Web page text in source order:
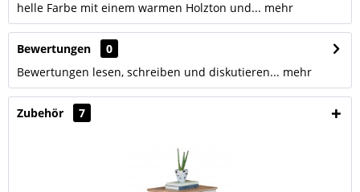
helle Farbe mit einem warmen Holzton und... mehr
Bewertungen
0
Bewertungen lesen, schreiben und diskutieren... mehr
Zubehör 7